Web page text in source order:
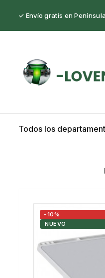
✓ Envío gratis en
Todos los
-10%
NUEVO